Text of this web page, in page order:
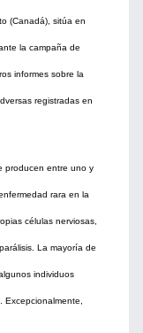
(Canadá), sitúa en
la campaña de
informes sobre la
registradas en
producen entre uno y
rara en la
células nerviosas,
La mayoría de
individuos